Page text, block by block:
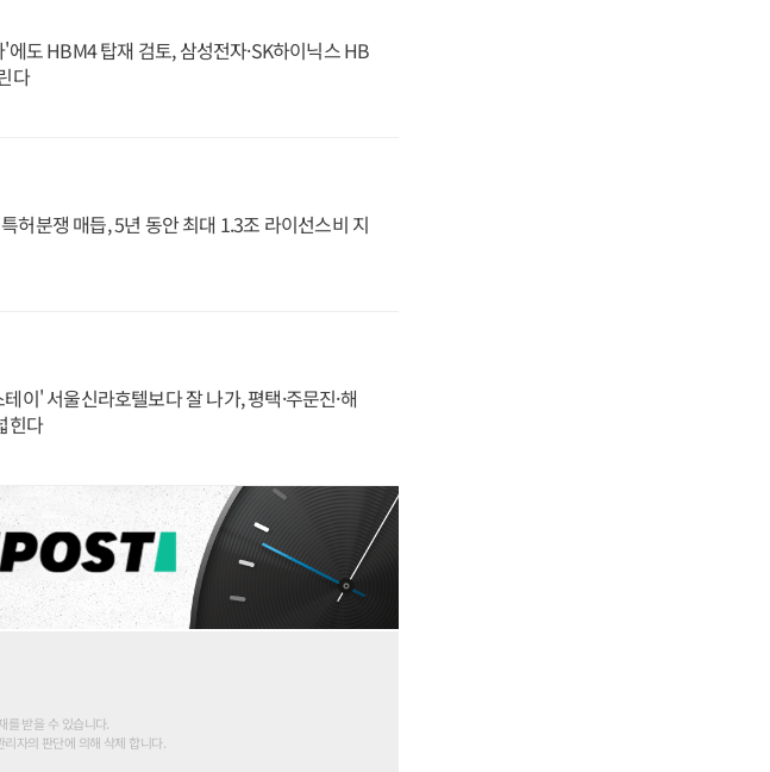
도 HBM4 탑재 검토, 삼성전자·SK하이닉스 HB
다
허분쟁 매듭, 5년 동안 최대 1.3조 라이선스비 지
이' 서울신라호텔보다 잘 나가, 평택·주문진·해
힌다
를 받을 수 있습니다.
자의 판단에 의해 삭제 합니다.